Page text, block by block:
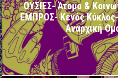
ΟΥΣΙΕΣ- Άτομο &
ΕΜΠΡΟΣ- Κενός
Αναρχική